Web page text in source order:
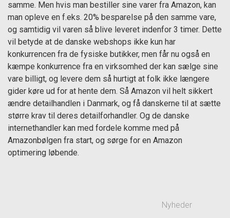
samme. Men hvis man bestiller sine varer fra Amazon, kan
man opleve en f.eks. 20% besparelse på den samme vare,
og samtidig vil varen så blive leveret indenfor 3 timer. Dette
vil betyde at de danske webshops ikke kun har
konkurrencen fra de fysiske butikker, men får nu også en
kæmpe konkurrence fra en virksomhed der kan sælge sine
vare billigt, og levere dem så hurtigt at folk ikke længere
gider køre ud for at hente dem. Så Amazon vil helt sikkert
ændre detailhandlen i Danmark, og få danskerne til at sætte
større krav til deres detailforhandler. Og de danske
internethandler kan med fordele komme med på
Amazonbølgen fra start, og sørge for en Amazon
optimering løbende.
Nyheder